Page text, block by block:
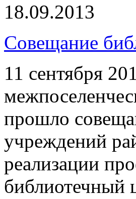
18.09.2013
Совещание
11 сентября
прошло
учреждений
реализации
библиотечный